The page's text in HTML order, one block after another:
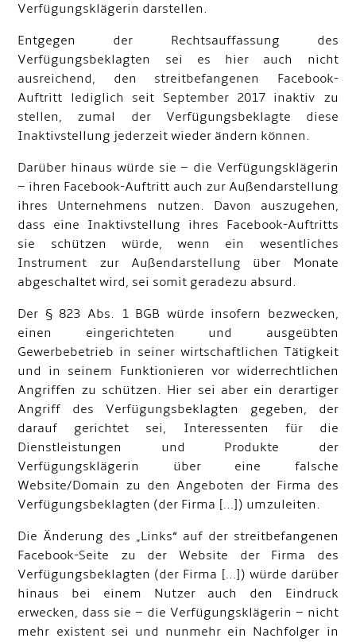
Verfügungsklägerin darstellen.
Entgegen der Rechtsauffassung des
Verfügungsbeklagten sei es hier auch nicht
ausreichend, den streitbefangenen Facebook-
Auftritt lediglich seit September 2017 inaktiv zu
stellen, zumal der Verfügungsbeklagte diese
Inaktivstellung jederzeit wieder ändern können.
Darüber hinaus würde sie – die Verfügungsklägerin
– ihren Facebook-Auftritt auch zur Außendarstellung
ihres Unternehmens nutzen. Davon auszugehen,
dass eine Inaktivstellung ihres Facebook-Auftritts
sie schützen würde, wenn ein wesentliches
Instrument zur Außendarstellung über Monate
abgeschaltet wird, sei somit geradezu absurd.
Der § 823 Abs. 1 BGB würde insofern bezwecken,
einen eingerichteten und ausgeübten
Gewerbebetrieb in seiner wirtschaftlichen Tätigkeit
und in seinem Funktionieren vor widerrechtlichen
Angriffen zu schützen. Hier sei aber ein derartiger
Angriff des Verfügungsbeklagten gegeben, der
darauf gerichtet sei, Interessenten für die
Dienstleistungen und Produkte der
Verfügungsklägerin über eine falsche
Website/Domain zu den Angeboten der Firma des
Verfügungsbeklagten (der Firma […]) umzuleiten.
Die Änderung des „Links“ auf der streitbefangenen
Facebook-Seite zu der Website der Firma des
Verfügungsbeklagten (der Firma […]) würde darüber
hinaus bei einem Nutzer auch den Eindruck
erwecken, dass sie – die Verfügungsklägerin – nicht
mehr existent sei und nunmehr ein Nachfolger in